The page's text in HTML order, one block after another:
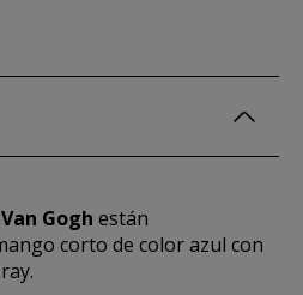
Gogh están
corto de color azul con